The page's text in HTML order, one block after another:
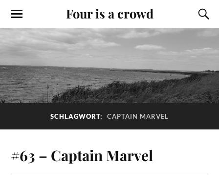
Four is a crowd
SCHLAGWORT: CAPTAIN MARVEL
#63 – Captain Marvel